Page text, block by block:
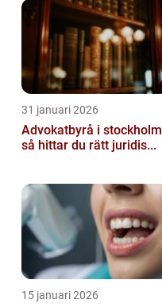
31 januari 2026
Advokatbyrå i stockholm
så hittar du rätt juridis...
15 januari 2026